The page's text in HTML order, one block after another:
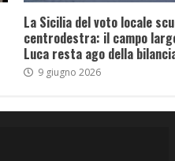
La Sicilia del voto locale
centrodestra: il campo
Luca resta ago della
9 giugno 2026